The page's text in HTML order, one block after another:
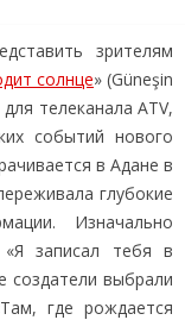
зрителям
солнце» (Güneşin
телеканала ATV,
событий нового
в Адане в
глубокие
Изначально
записал тебя в
создатели выбрали
где рождается